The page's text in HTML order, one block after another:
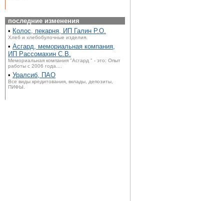
последние изменения
• Колос, пекарня, ИП Галин Р.О.
Хлеб и хлебобулочные изделия.
• Асгард, мемориальная компания,
ИП Рассомахин С.В.
Мемориальная компания "Асгард " - это: Опыт
работы с 2006 года....
• Уралсиб, ПАО
Все виды кредитования, вклады, депозиты,
ПИФЫ.